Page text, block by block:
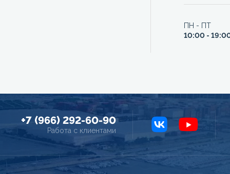
ПН - ПТ
10:00 -
+7 (966) 292-60-90
Работа с клиентами